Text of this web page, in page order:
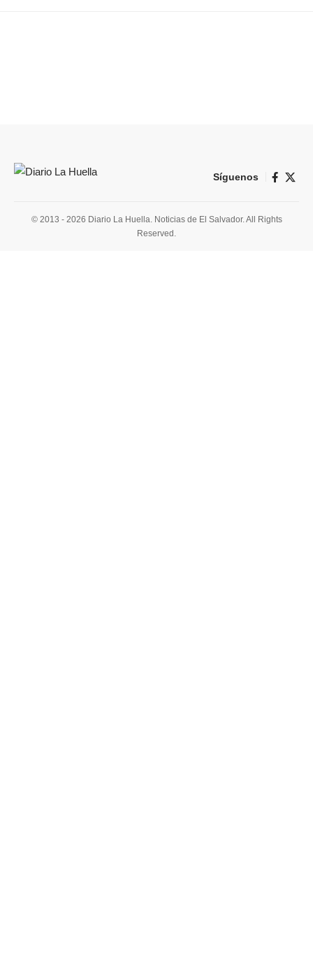
Síguenos
© 2013 - 2026 Diario La Huella. Noticias de El Salvador. All Rights
Reserved.